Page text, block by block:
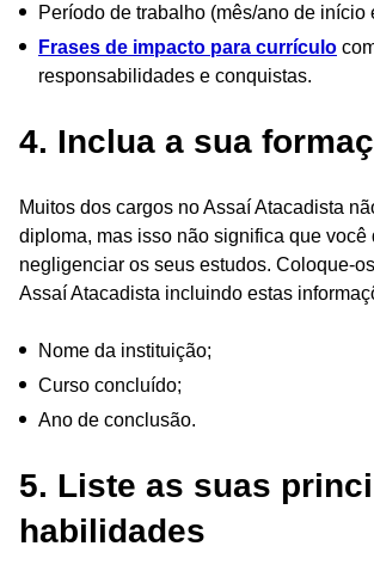
Período de trabalho (mês/ano de início
Frases de impacto para currículo
responsabilidades e conquistas.
4. Inclua a sua
Muitos dos cargos no Assaí Atacadista
diploma, mas isso não significa que você
negligenciar os seus estudos. Coloque-
Assaí Atacadista incluindo estas
Nome da instituição;
Curso concluído;
Ano de conclusão.
5. Liste as suas
habilidades